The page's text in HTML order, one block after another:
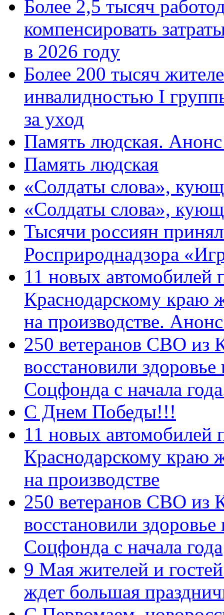
Более 2,5 тысяч
компенсировать
в 2026 году
Более 200 тысяч
инвалидностью I
за уход
Память людская.
Память людская
«Солдаты слова»,
«Солдаты слова»,
Тысячи россиян
Росприроднадзора
11 новых автомобилей
Краснодарскому краю
на производстве.
250 ветеранов СВО из
восстановили
Соцфонда с начала
С Днем Победы!!!
11 новых автомобилей
Краснодарскому краю
на производстве
250 ветеранов СВО из
восстановили
Соцфонда с начала года
9 Мая жителей и
ждет большая